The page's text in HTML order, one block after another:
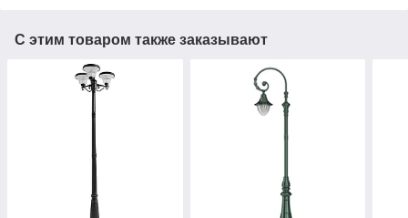
С этим товаром также заказывают